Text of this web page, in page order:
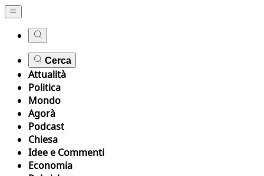
Cerca
Attualità
Politica
Mondo
Agorà
Podcast
Chiesa
Idee e Commenti
Economia